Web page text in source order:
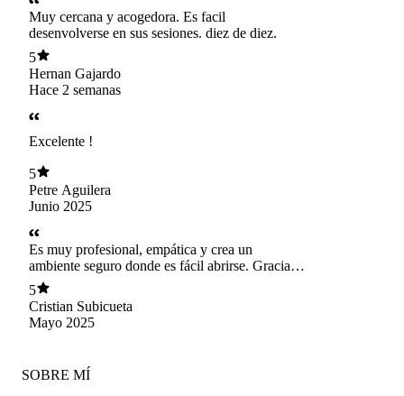
Muy cercana y acogedora. Es facil
desenvolverse en sus sesiones. diez de diez.
5
Hernan Gajardo
Hace 2 semanas
Excelente !
5
Petre Aguilera
Junio 2025
Es muy profesional, empática y crea un
ambiente seguro donde es fácil abrirse. Gracias
a su acompañamiento he podido avanzar mucho
en lo personal. Se nota que ama su trabajo y se
preocupa sinceramente por sus pacientes.
5
Cristian Subicueta
Mayo 2025
SOBRE MÍ